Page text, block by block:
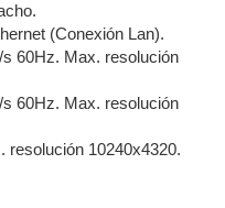
(Conexión Lan).
60Hz. Max. resolución
60Hz. Max. resolución
resolución 10240x4320.